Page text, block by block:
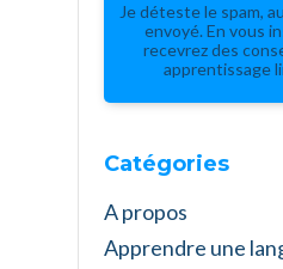
Je déteste le spam,
envoyé. En vous
recevrez des
apprentissage
Catégories
A propos
Apprendre une